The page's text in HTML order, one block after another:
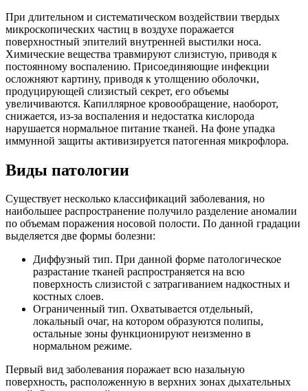
При длительном и систематическом воздействии твердых
микроскопических частиц в воздухе поражается
поверхностный эпителий внутренней выстилки носа.
Химические вещества травмируют слизистую, приводя к
постоянному воспалению. Присоединяющие инфекции
осложняют картину, приводя к утолщению оболочки,
продуцирующей слизистый секрет, его объемы
увеличиваются. Капиллярное кровообращение, наоборот,
снижается, из-за воспаления и недостатка кислорода
нарушается нормальное питание тканей. На фоне упадка
иммунной защиты активизируется патогенная микрофлора.
Виды патологии
Существует несколько классификаций заболевания, но
наибольшее распространение получило разделение аномалии
по объемам поражения носовой полости. По данной градации
выделяется две формы болезни:
Диффузный тип. При данной форме патологическое
разрастание тканей распространяется на всю
поверхность слизистой с затрагиванием надкостных и
костных слоев.
Ограниченный тип. Охватывается отдельный,
локальный очаг, на котором образуются полипы,
остальные зоны функционируют неизменно в
нормальном режиме.
Первый вид заболевания поражает всю назальную
поверхность, расположенную в верхних зонах дыхательных